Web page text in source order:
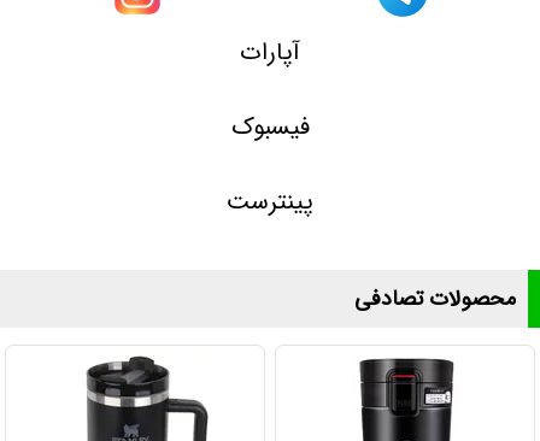
آپارات
فیسبوک
پینترست
محصولات تصادفی